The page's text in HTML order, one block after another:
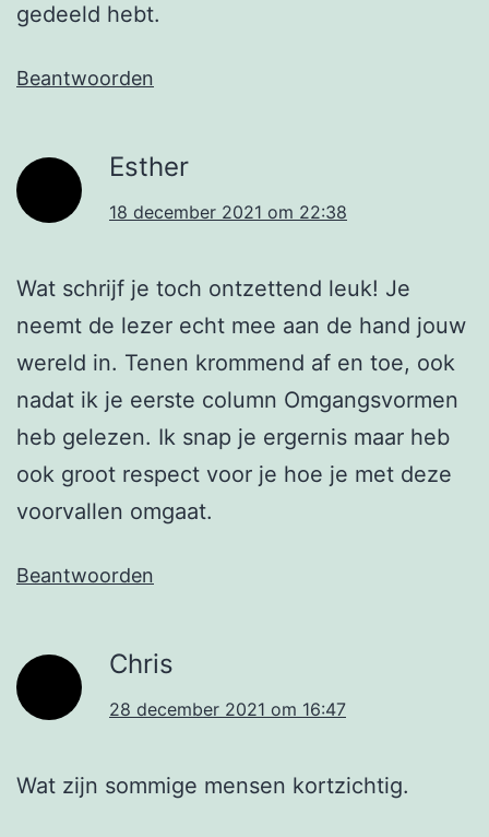
gedeeld hebt.
Beantwoorden
Esther
18 december 2021 om 22:38
Wat schrijf je toch ontzettend leuk! Je
neemt de lezer echt mee aan de hand jouw
wereld in. Tenen krommend af en toe, ook
nadat ik je eerste column Omgangsvormen
heb gelezen. Ik snap je ergernis maar heb
ook groot respect voor je hoe je met deze
voorvallen omgaat.
Beantwoorden
Chris
28 december 2021 om 16:47
Wat zijn sommige mensen kortzichtig.